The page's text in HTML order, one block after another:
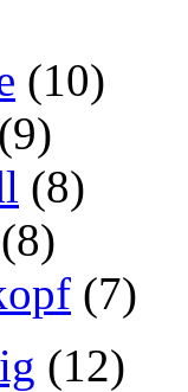
(10)
(9)
(8)
(8)
(7)
(12)